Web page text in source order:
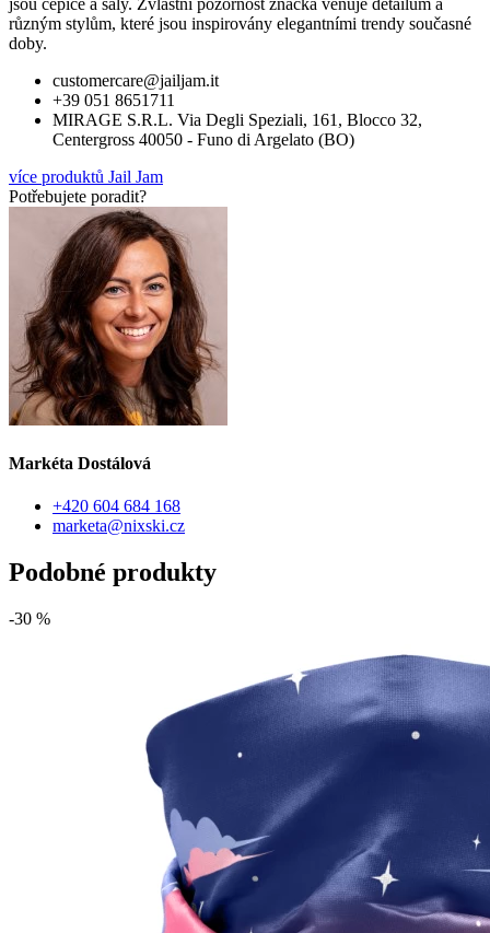
jsou čepice a šály. Zvláštní pozornost značka věnuje detailům a
různým stylům, které jsou inspirovány elegantními trendy současné
doby.
customercare@jailjam.it
+39 051 8651711
MIRAGE S.R.L. Via Degli Speziali, 161, Blocco 32,
Centergross 40050 - Funo di Argelato (BO)
více produktů Jail Jam
Potřebujete poradit?
Markéta Dostálová
+420 604 684 168
marketa@nixski.cz
Podobné produkty
-30 %